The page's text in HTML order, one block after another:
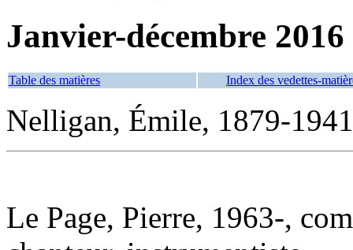
Janvier-décembre 2016
Table des matières Index des vedettes-
Nelligan, Émile, 1879-
Le Page, Pierre, 1963-,